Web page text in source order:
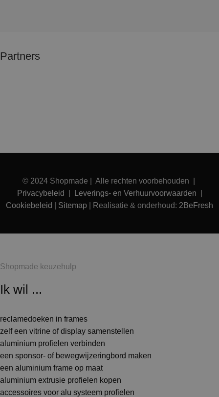
Partners
© 2024 Shopmade | Alle rechten voorbehouden |
Privacybeleid
Leverings- en Verhuurvoorwaarden
Cookiebeleid
Sitemap | Realisatie & onderhoud: 2BeFresh
Shopmade keuzehulp
Ik wil ...
reclamedoeken in frames
zelf een vitrine of display samenstellen
aluminium profielen verbinden
een sponsor- of bewegwijzeringbord maken
een aluminium frame op maat
aluminium extrusie profielen kopen
accessoires voor alu systeem profielen